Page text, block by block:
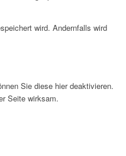
wird. Andernfalls wird
Sie diese hier deaktivieren.
Seite wirksam.